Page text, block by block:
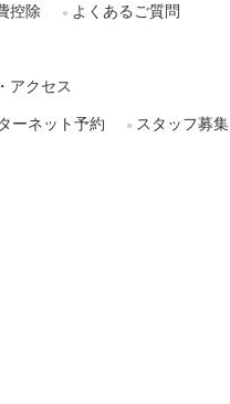
控除 よくあるご質問
アクセス
ーネット予約 スタッフ募集